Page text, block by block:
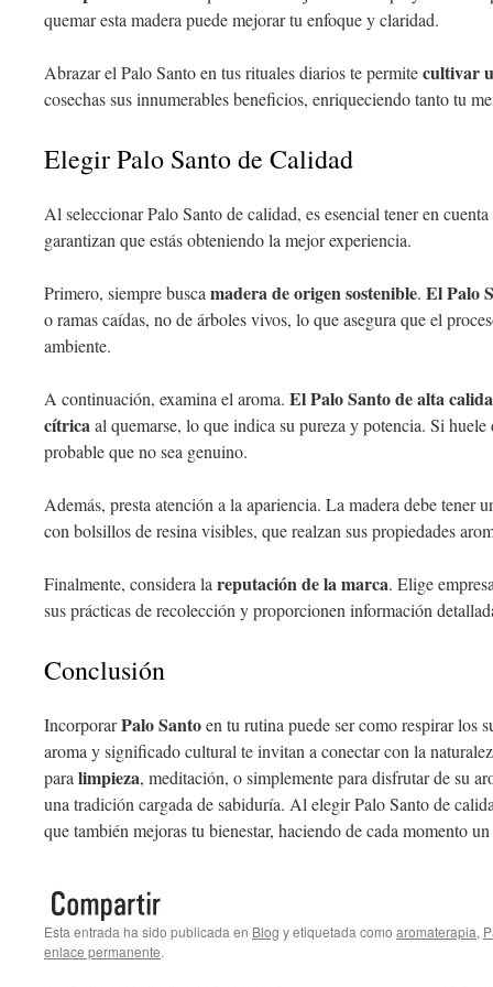
quemar esta madera puede mejorar tu enfoque y claridad.
Abrazar el Palo Santo en tus rituales diarios te permitecultivar
cosechas sus innumerables beneficios, enriqueciendo tanto tu
Elegir Palo Santo de Calidad
Al seleccionar Palo Santo de calidad, es esencial tener en
garantizan que estás obteniendo la mejor experiencia.
Primero, siempre busca madera de origen sostenible. El Palo
o ramas caídas, no de árboles vivos, lo que asegura que el
ambiente.
A continuación, examina el aroma. El Palo Santo de alta
cítricaal quemarse, lo que indica su pureza y potencia. Si
probable que no sea genuino.
Además, presta atención a la apariencia. La madera debe tener
con bolsillos de resina visibles, que realzan sus propiedades
Finalmente, considera la reputación de la marca. Elige
sus prácticas de recolección y proporcionen información
Conclusión
IncorporarPalo Santoen tu rutina puede ser como respirar los
aroma y significado cultural te invitan a conectar con la
para limpieza, meditación, o simplemente para disfrutar de su
una tradición cargada de sabiduría. Al elegir Palo Santo de
que también mejoras tu bienestar, haciendo de cada momento
Esta entrada ha sido publicada en Blog y etiquetada como aromaterapia,
enlace permanente.